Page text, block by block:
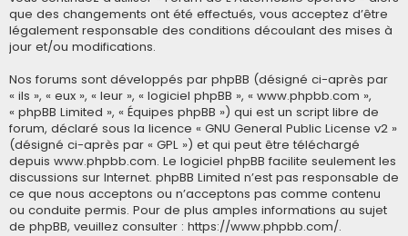
que des changements ont été effectués, vous acceptez d’être
légalement responsable des conditions découlant des mises à
jour et/ou modifications.
Nos forums sont développés par phpBB (désigné ci-après par
« ils », « eux », « leur », « logiciel phpBB », « www.phpbb.com »,
« phpBB Limited », « Équipes phpBB ») qui est un script libre de
forum, déclaré sous la licence « GNU General Public License v2 »
(désigné ci-après par « GPL ») et qui peut être téléchargé
depuis www.phpbb.com. Le logiciel phpBB facilite seulement les
discussions sur Internet. phpBB Limited n’est pas responsable de
ce que nous acceptons ou n’acceptons pas comme contenu
ou conduite permis. Pour de plus amples informations au sujet
de phpBB, veuillez consulter : https://www.phpbb.com/.